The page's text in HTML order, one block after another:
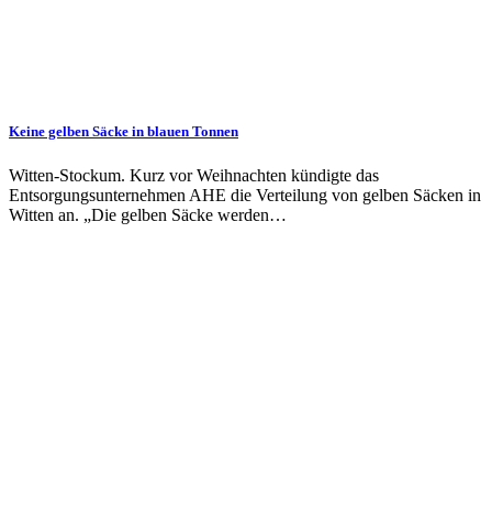
Keine gelben Säcke in blauen Tonnen
Witten-Stockum. Kurz vor Weihnachten kündigte das
Entsorgungsunternehmen AHE die Verteilung von gelben Säcken in
Witten an. „Die gelben Säcke werden…